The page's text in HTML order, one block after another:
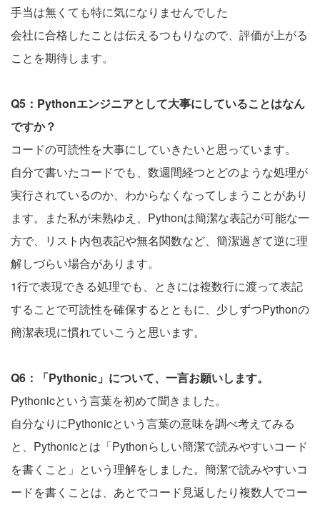
手当は無くても特に気になりませんでした
会社に合格したことは伝えるつもりなので、評価が上がる
ことを期待します。
Q5：Pythonエンジニアとして大事にしていることはなん
ですか？
コードの可読性を大事にしていきたいと思っています。
自分で書いたコードでも、数週間経つとどのような処理が
実行されているのか、わからなくなってしまうことがあり
ます。また私が未熟ゆえ、Pythonは簡潔な表記が可能な一
方で、リスト内包表記や無名関数など、簡潔過ぎて逆に理
解しづらい場合があります。
1行で表現できる処理でも、ときには複数行に渡って表記
することで可読性を確保するとともに、少しずつPythonの
簡潔表現に慣れていこうと思います。
Q6：「Pythonic」について、一言お願いします。
Pythonicという言葉を初めて聞きました。
自分なりにPythonicという言葉の意味を調べ考えてみる
と、Pythonicとは「Pythonらしい簡潔で読みやすいコード
を書くこと」という理解をしました。簡潔で読みやすいコ
ードを書くことは、あとでコード見返したり複数人でコー